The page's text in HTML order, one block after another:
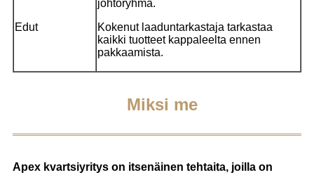
Edut
johtoryhmä.
Kokenut laaduntarkastaja tarkastaa
kaikki tuotteet kappaleelta ennen
pakkaamista.
Miksi me
Apex kvartsiyritys on itsenäinen tehtaita, joilla on